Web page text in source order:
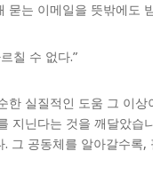
묻는 이메일을 뜻밖에도
칠 수 없다.”
한 실질적인 도움 그 이
지닌다는 것을 깨달았
. 그 공동체를 알아갈수